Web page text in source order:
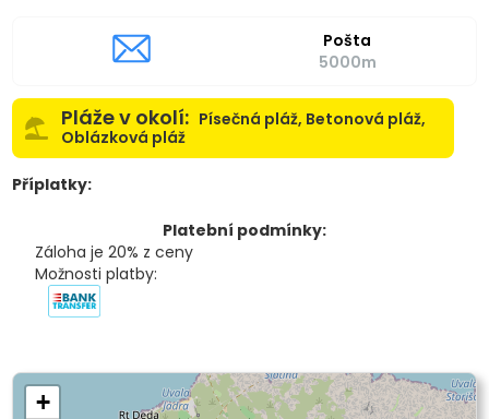
Pošta
5000m
Pláže v okolí: Písečná pláž, Betonová pláž,
Oblázková pláž
Příplatky:
Platební podmínky:
Záloha je 20% z ceny
Možnosti platby:
+